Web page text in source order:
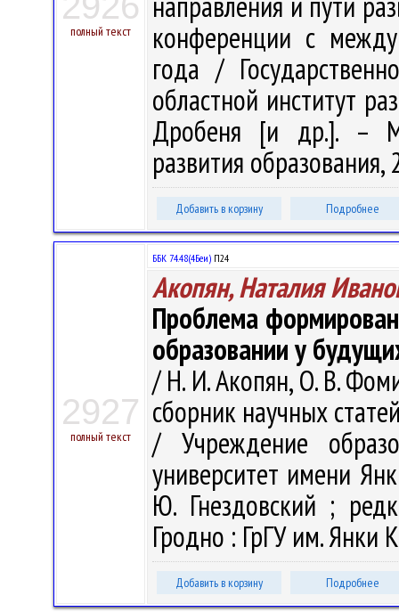
полный текст
конференции с
года /
областной институт
Дробеня [и др.]. –
развития
Добавить в корзину Подробнее
2927
полный текст
ББК 74.48(4Беи) П24
Акопян, Наталия
Проблема
образовании у
/ Н. И. Акопян, О. В.
сборник научных
/ Учреждение
университет имени
Ю. Гнездовский ;
Гродно : ГрГУ им. Янки
Добавить в корзину Подробнее